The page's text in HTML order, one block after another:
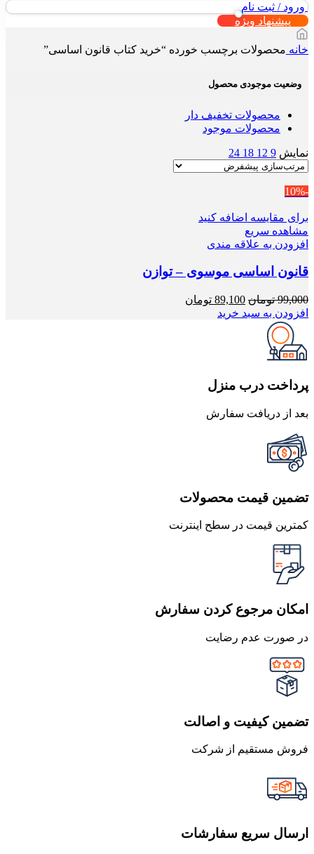
ورود / ثبت نام
پیشنهاد ویژه
خانه محصولات برچسب خورده “خرید کتاب قانون اساسی”
وضعیت موجودی محصول
محصولات تخفیف دار
محصولات موجود
نمایش 9
12
18
24
-10%
برای مقایسه اضافه کنید
مشاهده سریع
افزودن به علاقه مندی
قانون اساسی موسوی – توازن
99,000 تومان قیمت
اصلی
89,100 تومان
افزودن به سبد خرید
پرداخت درب منزل
بعد از دریافت سفارش
تضمین قیمت محصولات
کمترین قیمت در سطح اینترنت
امکان مرجوع کردن سفارش
در صورت عدم رضایت
تضمین کیفیت و اصالت
فروش مستقیم از شرکت
ارسال سریع سفارشات